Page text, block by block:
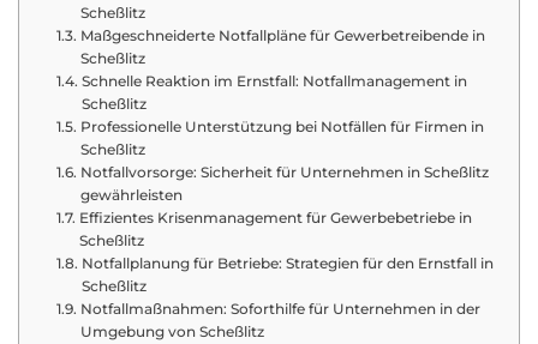
Scheßlitz
Maßgeschneiderte Notfallpläne für Gewerbetreibende in
Scheßlitz
Schnelle Reaktion im Ernstfall: Notfallmanagement in
Scheßlitz
Professionelle Unterstützung bei Notfällen für Firmen in
Scheßlitz
Notfallvorsorge: Sicherheit für Unternehmen in Scheßlitz
gewährleisten
Effizientes Krisenmanagement für Gewerbebetriebe in
Scheßlitz
Notfallplanung für Betriebe: Strategien für den Ernstfall in
Scheßlitz
Notfallmaßnahmen: Soforthilfe für Unternehmen in der
Umgebung von Scheßlitz